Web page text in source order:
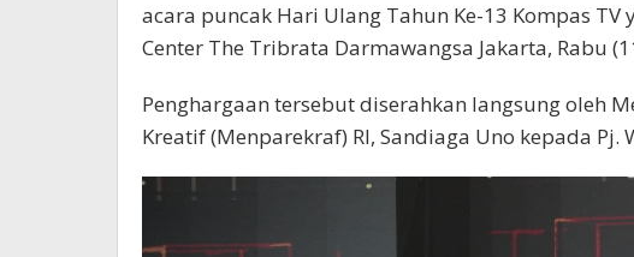
acara puncak Hari Ulang Tahun Ke-13 Kompas
Center The Tribrata Darmawangsa Jakarta, Rabu
Penghargaan tersebut diserahkan langsung oleh
Kreatif (Menparekraf) RI, Sandiaga Uno kepada Pj.